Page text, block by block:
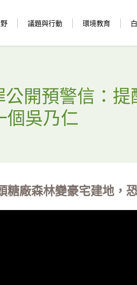
議題與行動 環境教育
開預警信：提
個吳乃仁
廠森林變豪宅建地，